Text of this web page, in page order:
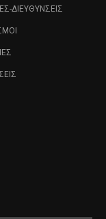
ΔΙΕΥΘΎΝΣΕΙΣ